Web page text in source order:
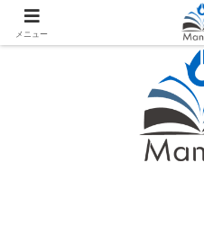
人気おすすめ漫画紹介な
メニュー